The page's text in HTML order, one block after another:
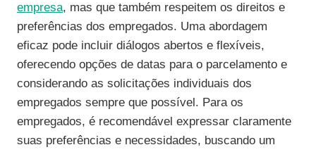
empresa, mas que também respeitem os direitos e
preferências dos empregados. Uma abordagem
eficaz pode incluir diálogos abertos e flexíveis,
oferecendo opções de datas para o parcelamento e
considerando as solicitações individuais dos
empregados sempre que possível. Para os
empregados, é recomendável expressar claramente
suas preferências e necessidades, buscando um